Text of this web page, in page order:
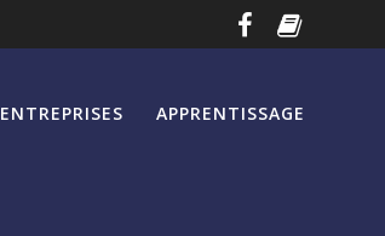
ENTREPRISES APPRENTISSAGE